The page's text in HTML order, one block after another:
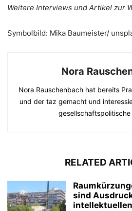
Weitere Interviews und Artikel zur
Symbolbild: Mika Baumeister/
Nora
Nora Rauschenbach hat bereits
und der taz gemacht und
gesellschaftspolitische
RELATED
sind